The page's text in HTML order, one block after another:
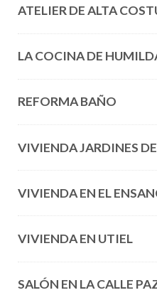
ATELIER DE ALTA
LA COCINA DE
REFORMA BAÑO
VIVIENDA JARDINES
VIVIENDA EN EL
VIVIENDA EN UTIEL
SALÓN EN LA CALLE